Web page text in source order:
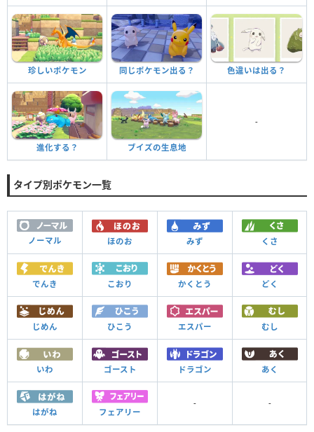
珍しいポケモン 同じポケモン出る？ 色違いは出る？
進化する？ ブイズの生息地
-
タイプ別ポケモン一覧
ノーマル ほのお みず くさ
でんき こおり かくとう どく
じめん ひこう エスパー むし
いわ ゴースト ドラゴン あく
はがね フェアリー
- -